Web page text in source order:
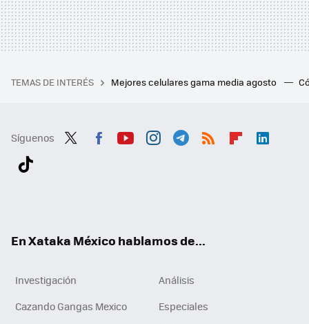
TEMAS DE INTERÉS Mejores celulares gama media agosto
Síguenos
En Xataka México hablamos de...
Investigación
Análisis
Cazando Gangas Mexico
Especiales